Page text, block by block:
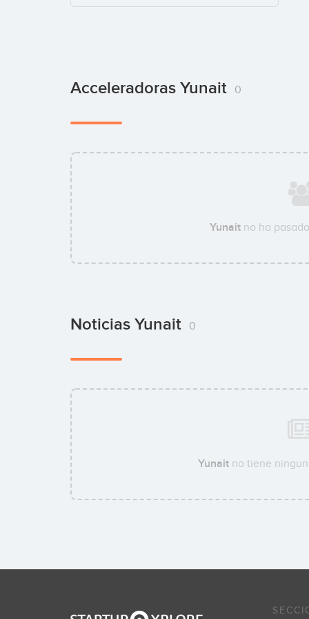
Acceleradoras Yunait 0
Yunaitno ha
Noticias Yunait 0
Yunaitno tiene